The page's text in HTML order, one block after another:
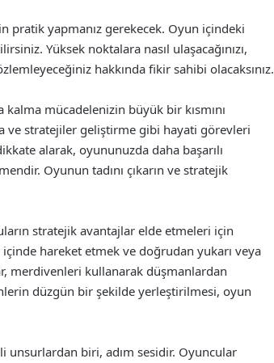
pratik yapmanız gerekecek. Oyun içindeki
Yüksek noktalara nasıl ulaşacağınızı,
hakkında fikir sahibi olacaksınız.
mücadelenizin büyük bir kısmını
ve stratejiler geliştirme gibi hayati görevleri
alarak, oyununuzda daha başarılı
Oyunun tadını çıkarın ve stratejik
stratejik avantajlar elde etmeleri için
hareket etmek ve doğrudan yukarı veya
merdivenleri kullanarak düşmanlardan
düzgün bir şekilde yerleştirilmesi, oyun
unsurlardan biri, adım sesidir. Oyuncular